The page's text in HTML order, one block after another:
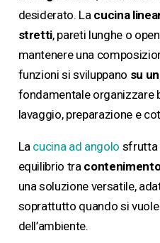
desiderato. La cucina
stretti, pareti lunghe o
mantenere una
funzioni si sviluppano su
fondamentale organizzare
lavaggio, preparazione e
La cucina ad angolo sfrutta
equilibrio tra
una soluzione versatile,
soprattutto quando si
dell’ambiente.